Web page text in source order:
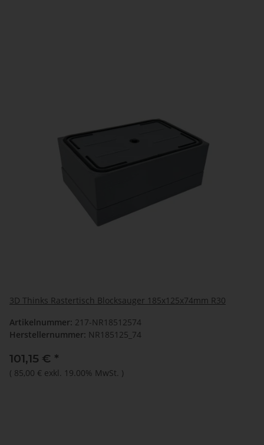
3D Thinks Rastertisch Blocksauger 185x125x74mm R30
Artikelnummer: 217-NR18512574
Herstellernummer: NR185125_74
101,15 € *
( 85,00 € exkl. 19.00% MwSt. )